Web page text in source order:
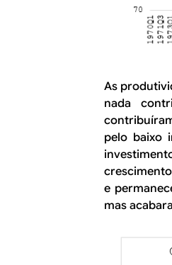
As
nada
pelo baixo
e
mas